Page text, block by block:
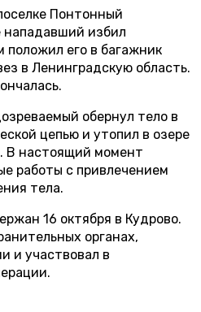
Понтонный
нападавший избил
положил его в багажник
в Ленинградскую область.
обернул тело в
цепью и утопил в озере
В настоящий момент
работы с привлечением
тела.
16 октября в Кудрово.
органах,
и участвовал в